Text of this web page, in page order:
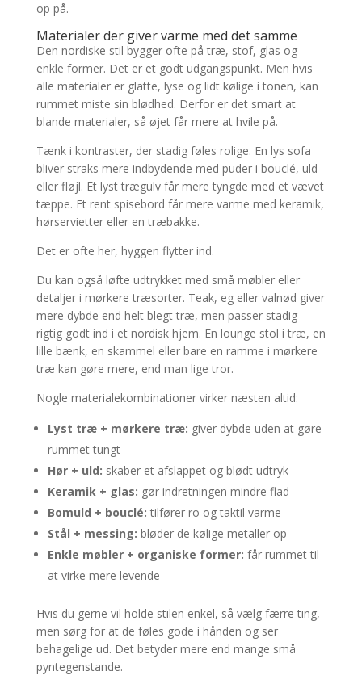
op på.
Materialer der giver varme med det samme
Den nordiske stil bygger ofte på træ, stof, glas og
enkle former. Det er et godt udgangspunkt. Men hvis
alle materialer er glatte, lyse og lidt kølige i tonen, kan
rummet miste sin blødhed. Derfor er det smart at
blande materialer, så øjet får mere at hvile på.
Tænk i kontraster, der stadig føles rolige. En lys sofa
bliver straks mere indbydende med puder i bouclé, uld
eller fløjl. Et lyst trægulv får mere tyngde med et vævet
tæppe. Et rent spisebord får mere varme med keramik,
hørservietter eller en træbakke.
Det er ofte her, hyggen flytter ind.
Du kan også løfte udtrykket med små møbler eller
detaljer i mørkere træsorter. Teak, eg eller valnød giver
mere dybde end helt blegt træ, men passer stadig
rigtig godt ind i et nordisk hjem. En lounge stol i træ, en
lille bænk, en skammel eller bare en ramme i mørkere
træ kan gøre mere, end man lige tror.
Nogle materialekombinationer virker næsten altid:
Lyst træ + mørkere træ: giver dybde uden at gøre
rummet tungt
Hør + uld: skaber et afslappet og blødt udtryk
Keramik + glas: gør indretningen mindre flad
Bomuld + bouclé: tilfører ro og taktil varme
Stål + messing: bløder de kølige metaller op
Enkle møbler + organiske former: får rummet til
at virke mere levende
Hvis du gerne vil holde stilen enkel, så vælg færre ting,
men sørg for at de føles gode i hånden og ser
behagelige ud. Det betyder mere end mange små
pyntegenstande.